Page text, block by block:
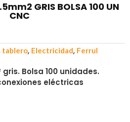
GRIS BOLSA 100 UN
CNC
tablero, Electricidad, Ferrul
gris. Bolsa 100 unidades.
eléctricas